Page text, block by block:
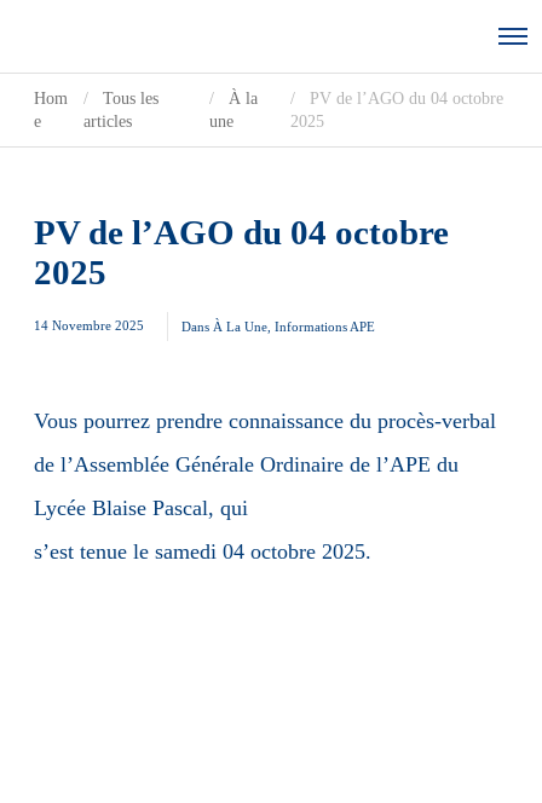
Hom
e
Tous les
articles
À la
une
PV de l’AGO du 04 octobre
2025
PV de l’AGO du 04 octobre
2025
14 Novembre 2025 Dans À La Une Informations APE
Vous pourrez prendre connaissance du procès-verbal
de l’Assemblée Générale Ordinaire de l’APE du
Lycée Blaise Pascal, qui
s’est tenue le samedi 04 octobre 2025.